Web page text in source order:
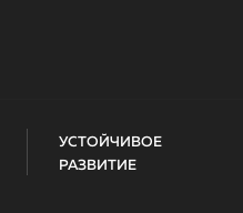
УСТОЙЧИВОЕ
РАЗВИТИЕ